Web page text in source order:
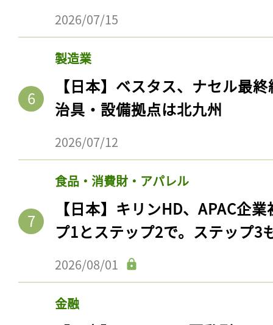
2026/07/15
製造業
【日本】ベスタス、ナセル最
治具・設備拠点は北九州
2026/07/12
食品・消費財・アパレル
【日本】キリンHD、APAC企
プ1とステップ2で。ステップ3
2026/08/01
金融